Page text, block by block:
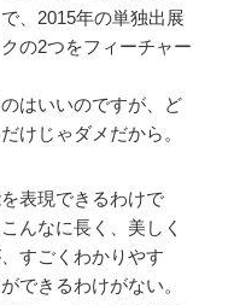
、2015年の単独出展
の2つをフィーチャー
はいいのですが、ど
けじゃダメだから。
表現できるわけで
んなに長く、美しく
すごくわかりやす
できるわけがない。